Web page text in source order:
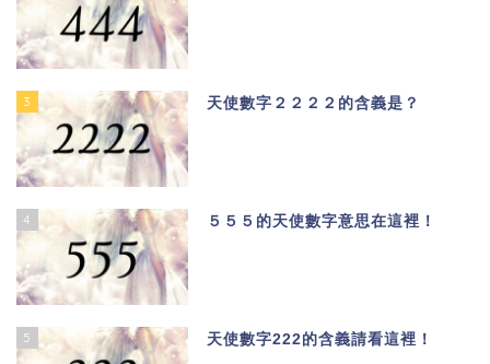
3 天使數字２２２２的含義是？
4 ５５５的天使數字意思在這裡！
5 天使數字222的含義請看這裡！